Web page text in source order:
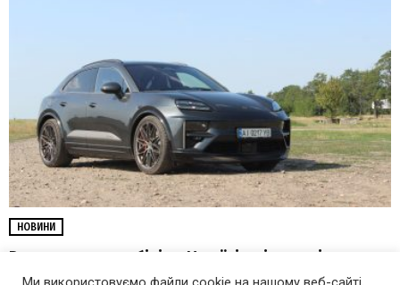
НОВИНИ
Ринок електромобілів в Україні: які моделі
купували найчастіше у квітні